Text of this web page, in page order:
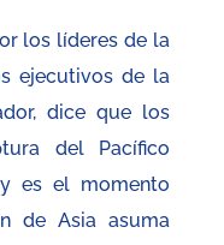
los líderes de la
ejecutivos de la
dice que los
del Pacífico
es el momento
de Asia asuma